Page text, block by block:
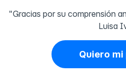
"Gracias por su comprensión
Luisa
Quiero